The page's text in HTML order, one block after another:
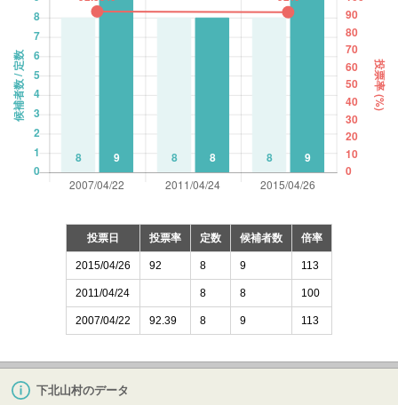
投票日 投票率 定数 候補者数 倍率
2015/04/26 92 8 9 113
2011/04/24 8 8 100
2007/04/22 92.39 8 9 113
下北山村のデータ